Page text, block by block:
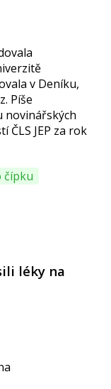
v Deníku,
Píše
novinářských
ČLS JEP za rok
čípku
léky na